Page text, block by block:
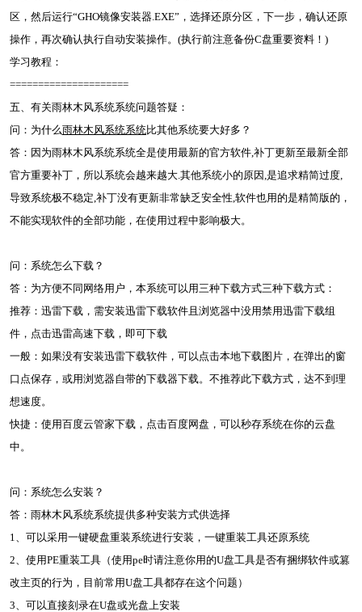
区，然后运行“GHO镜像安装器.EXE”，选择还原分区，下一步，确认还原
操作，再次确认执行自动安装操作。(执行前注意备份C盘重要资料！)
学习教程：
=====================
五、有关雨林木风系统系统问题答疑：
问：为什么雨林木风系统系统比其他系统要大好多？
答：因为雨林木风系统系统全是使用最新的官方软件,补丁更新至最新全部
官方重要补丁，所以系统会越来越大.其他系统小的原因,是追求精简过度,
导致系统极不稳定,补丁没有更新非常缺乏安全性,软件也用的是精简版的，
不能实现软件的全部功能，在使用过程中影响极大。
问：系统怎么下载？
答：为方便不同网络用户，本系统可以用三种下载方式三种下载方式：
推荐：迅雷下载，需安装迅雷下载软件且浏览器中没用禁用迅雷下载组
件，点击迅雷高速下载，即可下载
一般：如果没有安装迅雷下载软件，可以点击本地下载图片，在弹出的窗
口点保存，或用浏览器自带的下载器下载。不推荐此下载方式，达不到理
想速度。
快捷：使用百度云管家下载，点击百度网盘，可以秒存系统在你的云盘
中。
问：系统怎么安装？
答：雨林木风系统系统提供多种安装方式供选择
1、可以采用一键硬盘重装系统进行安装，一键重装工具还原系统
2、使用PE重装工具（使用pe时请注意你用的U盘工具是否有捆绑软件或篡
改主页的行为，目前常用U盘工具都存在这个问题）
3、可以直接刻录在U盘或光盘上安装